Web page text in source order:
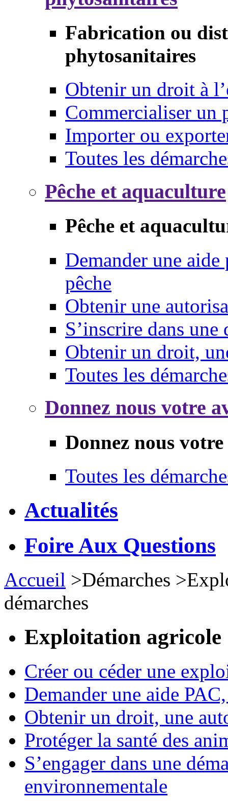
Fabrication ou
phytosanitaires
Obtenir un droit à
Commercialiser un
Importer ou
Toutes les
Pêche et aquaculture
Pêche et
Demander une
pêche
Obtenir une
S’inscrire dans une
Obtenir un droit,
Toutes les
Donnez nous votre
Donnez nous
Toutes les
Actualités
Foire Aux Questions
Accueil >Démarches >
démarches
Exploitation agricole
Créer ou céder une
Demander une aide
Obtenir un droit, une
Protéger la santé des
S’engager dans une
environnementale